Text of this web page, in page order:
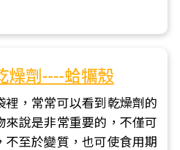
燥劑----蛤犡殼
裡，常常可以看到乾燥劑的
來說是非常重要的，不僅可
不至於變質，也可使食用期